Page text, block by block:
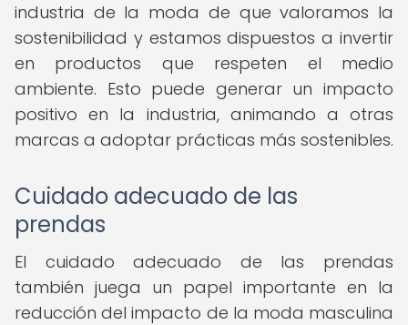
industria de la moda de que valoramos la
sostenibilidad y estamos dispuestos a invertir
en productos que respeten el medio
ambiente. Esto puede generar un impacto
positivo en la industria, animando a otras
marcas a adoptar prácticas más sostenibles.
Cuidado adecuado de las
prendas
El cuidado adecuado de las prendas
también juega un papel importante en la
reducción del impacto de la moda masculina